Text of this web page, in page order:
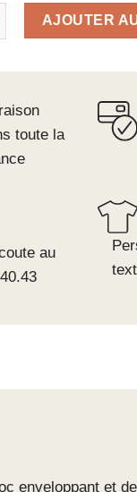
Saint Louis
AJOUTER
toute la
au
enveloppant et